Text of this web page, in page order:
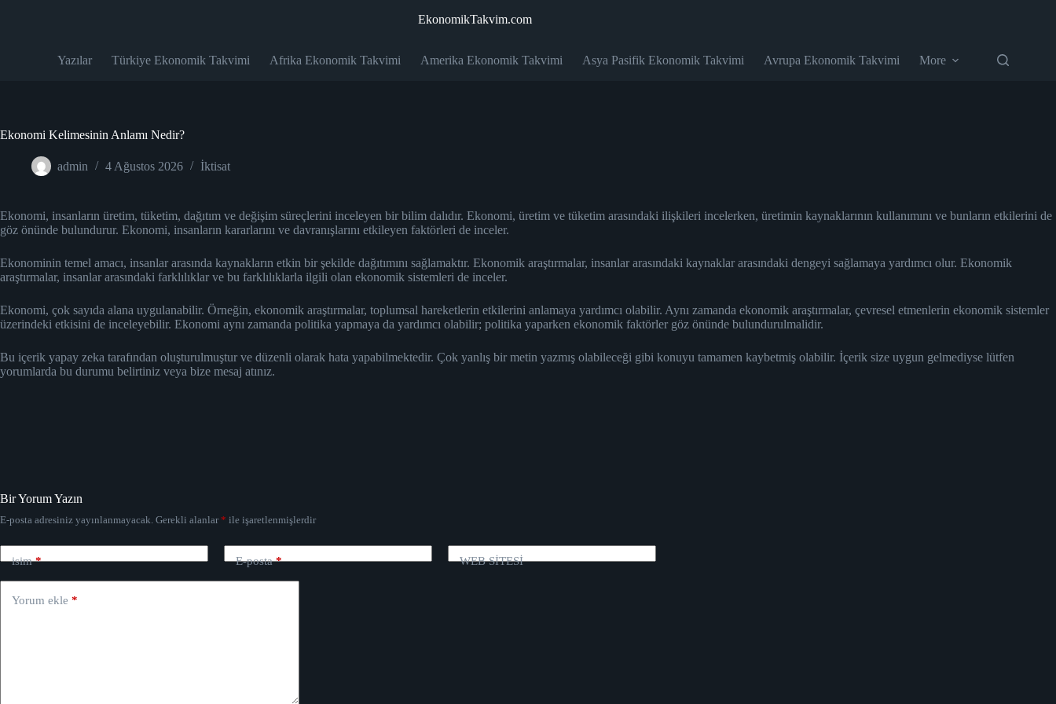
EkonomikTakvim.com
Yazılar Türkiye Ekonomik Takvimi Afrika Ekonomik Takvimi Amerika Ekonomik Takvimi Asya Pasifik Ekonomik Takvimi Avrupa Ekonomik Takvimi More
Ekonomi Kelimesinin Anlamı Nedir?
admin 4 Ağustos 2026 İktisat
Ekonomi, insanların üretim, tüketim, dağıtım ve değişim süreçlerini inceleyen bir bilim dalıdır. Ekonomi, üretim ve tüketim arasındaki ilişkileri incelerken, üretimin kaynaklarının kullanımını ve bunların etkilerini de
göz önünde bulundurur. Ekonomi, insanların kararlarını ve davranışlarını etkileyen faktörleri de inceler.
Ekonominin temel amacı, insanlar arasında kaynakların etkin bir şekilde dağıtımını sağlamaktır. Ekonomik araştırmalar, insanlar arasındaki kaynaklar arasındaki dengeyi sağlamaya yardımcı olur. Ekonomik
araştırmalar, insanlar arasındaki farklılıklar ve bu farklılıklarla ilgili olan ekonomik sistemleri de inceler.
Ekonomi, çok sayıda alana uygulanabilir. Örneğin, ekonomik araştırmalar, toplumsal hareketlerin etkilerini anlamaya yardımcı olabilir. Aynı zamanda ekonomik araştırmalar, çevresel etmenlerin ekonomik sistemler
üzerindeki etkisini de inceleyebilir. Ekonomi aynı zamanda politika yapmaya da yardımcı olabilir; politika yaparken ekonomik faktörler göz önünde bulundurulmalidir.
Bu içerik yapay zeka tarafından oluşturulmuştur ve düzenli olarak hata yapabilmektedir. Çok yanlış bir metin yazmış olabileceği gibi konuyu tamamen kaybetmiş olabilir. İçerik size uygun gelmediyse lütfen
yorumlarda bu durumu belirtiniz veya bize mesaj atınız.
Bir Yorum Yazın
E-posta adresiniz yayınlanmayacak. Gerekli alanlar* ile işaretlenmişlerdir
isim* E-posta* WEB SİTESİ
Yorum ekle *